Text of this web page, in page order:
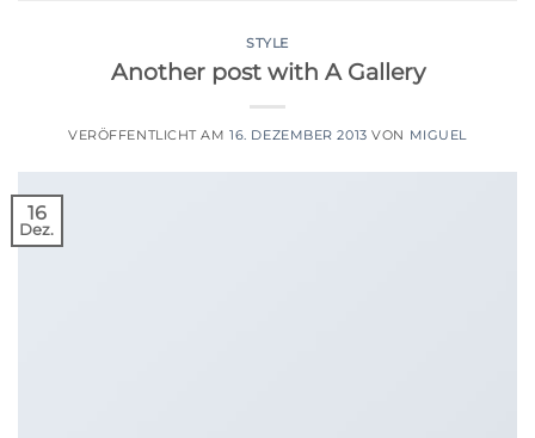
STYLE
Another post with A Gallery
VERÖFFENTLICHT AM16. DEZEMBER 2013 VON MIGUEL
16
Dez.